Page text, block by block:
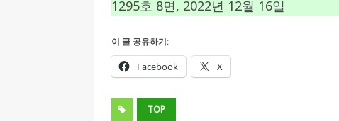
1295호 8면, 2022년 12월 16일
이 글 공유하기:
Facebook X
TOP